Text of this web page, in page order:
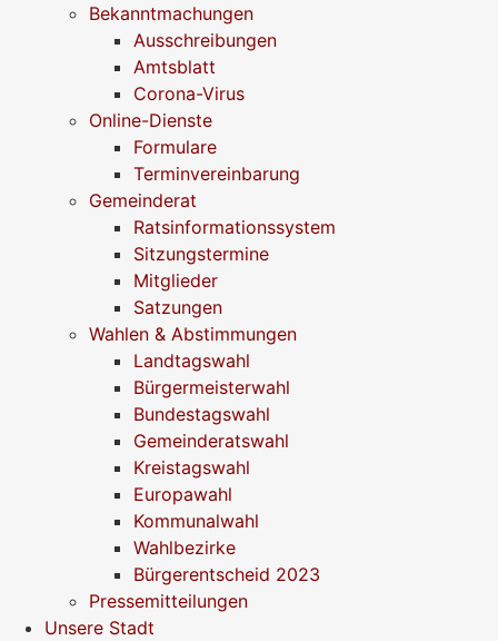
Bekanntmachungen
Ausschreibungen
Amtsblatt
Corona-Virus
Online-Dienste
Formulare
Terminvereinbarung
Gemeinderat
Ratsinformationssystem
Sitzungstermine
Mitglieder
Satzungen
Wahlen & Abstimmungen
Landtagswahl
Bürgermeisterwahl
Bundestagswahl
Gemeinderatswahl
Kreistagswahl
Europawahl
Kommunalwahl
Wahlbezirke
Bürgerentscheid 2023
Pressemitteilungen
Unsere Stadt